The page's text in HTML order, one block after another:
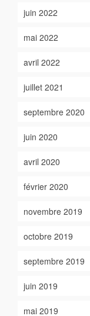
juin 2022
mai 2022
avril 2022
juillet 2021
septembre 2020
juin 2020
avril 2020
février 2020
novembre 2019
octobre 2019
septembre 2019
juin 2019
mai 2019